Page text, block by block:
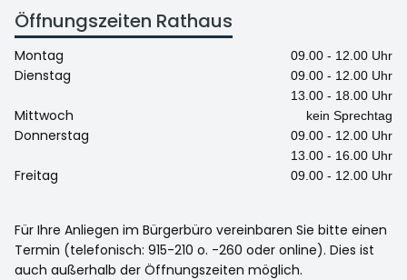
Öffnungszeiten Rathaus
Montag 09.00 - 12.00 Uhr
Dienstag
09.00 - 12.00 Uhr
13.00 - 18.00 Uhr
Mittwoch kein Sprechtag
Donnerstag
09.00 - 12.00 Uhr
13.00 - 16.00 Uhr
Freitag 09.00 - 12.00 Uhr
Für Ihre Anliegen im Bürgerbüro vereinbaren Sie bitte einen
Termin (telefonisch: 915-210 o. -260 oder online). Dies ist
auch außerhalb der Öffnungszeiten möglich.